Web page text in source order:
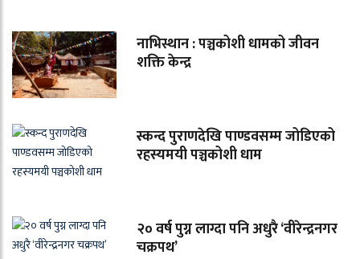
नाभिस्थान : पञ्चकोशी धामको जीवन
शक्ति केन्द्र
स्कन्द पुराणदेखि पाण्डवसम्म जोडिएको
रहस्यमयी पञ्चकोशी धाम
२० वर्ष पुग्न लाग्दा पनि अधुरै ‘वीरेन्द्रनगर
चक्रपथ’